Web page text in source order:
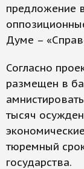
предложение
Думе –
Согласно
размещен в
тысяч
тюремный
государства.